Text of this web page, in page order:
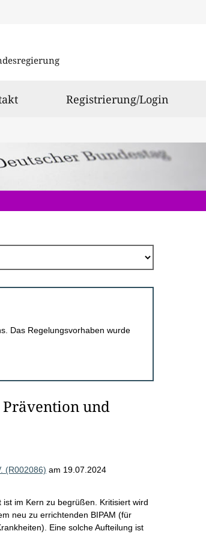
Registrierung/Login
Das Regelungsvorhaben wurde
und
(R002086) am 19.07.2024
im Kern zu begrüßen. Kritisiert wird
neu zu errichtenden BIPAM (für
Eine solche Aufteilung ist